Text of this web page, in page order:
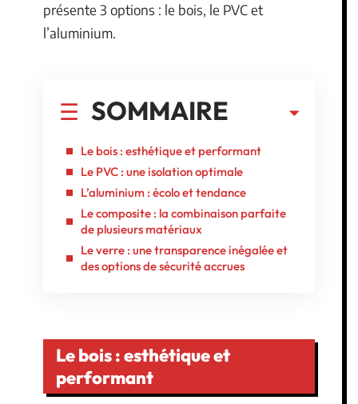
présente 3 options : le bois, le PVC et
l’aluminium.
SOMMAIRE
Le bois : esthétique et performant
Le PVC : une isolation optimale
L’aluminium : écolo et tendance
Le composite : la combinaison parfaite
de plusieurs matériaux
Le verre : une transparence inégalée et
des options de sécurité accrues
Le bois : esthétique et
performant